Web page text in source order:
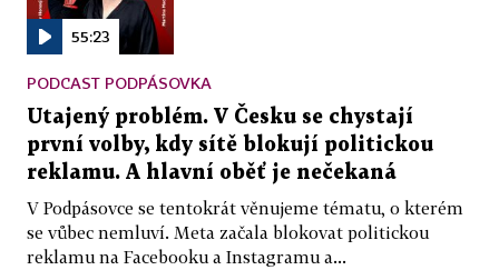
55:23
PODCAST PODPÁSOVKA
Utajený problém. V Česku se chystají
první volby, kdy sítě blokují politickou
reklamu. A hlavní oběť je nečekaná
V Podpásovce se tentokrát věnujeme tématu, o kterém
se vůbec nemluví. Meta začala blokovat politickou
reklamu na Facebooku a Instagramu a...